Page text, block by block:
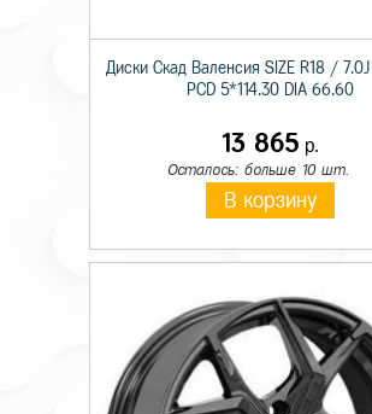
Диски Скад Валенсия SIZE R18 /
PCD 5*114.30 DIA 66.60
13 865р.
Осталось: больше 10 шт.
В корзину